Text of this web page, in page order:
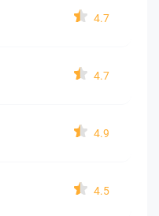
4.7
4.7
4.9
4.5